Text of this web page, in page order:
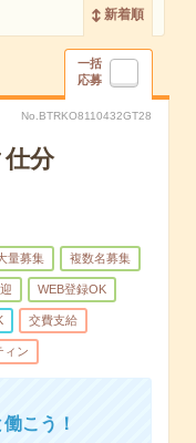
新着順
一括
応募
No.BTRKO8110432GT28
分
量募集 複数名募集
WEB登録OK
交費支給
ィン
こう！